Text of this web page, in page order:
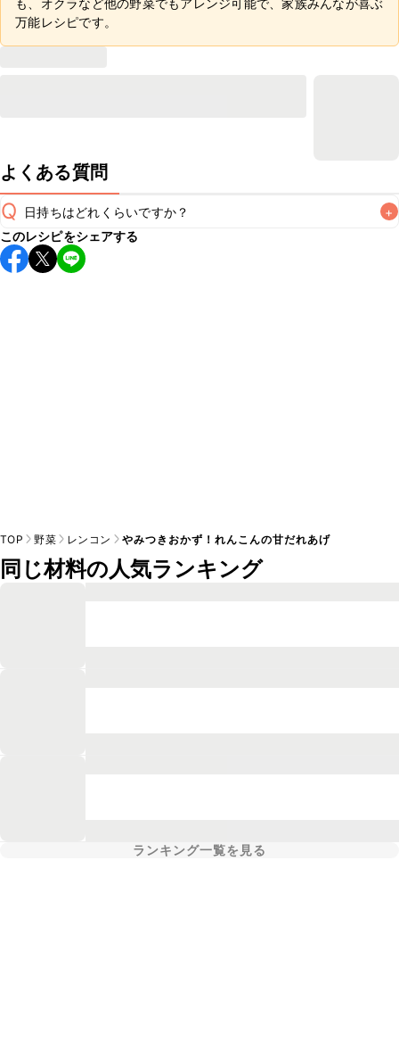
も、オクラなど他の野菜でもアレンジ可能で、家族みんなが喜ぶ
万能レシピです。
よくある質問
Q 日持ちはどれくらいですか？ +
保存期間は冷蔵で翌日中が目安です。なるべくお早めにお召
し上がりください。
このレシピをシェアする
TOP 野菜 レンコン やみつきおかず！れんこんの甘だれあげ
同じ材料の人気ランキング
ランキング一覧を見る